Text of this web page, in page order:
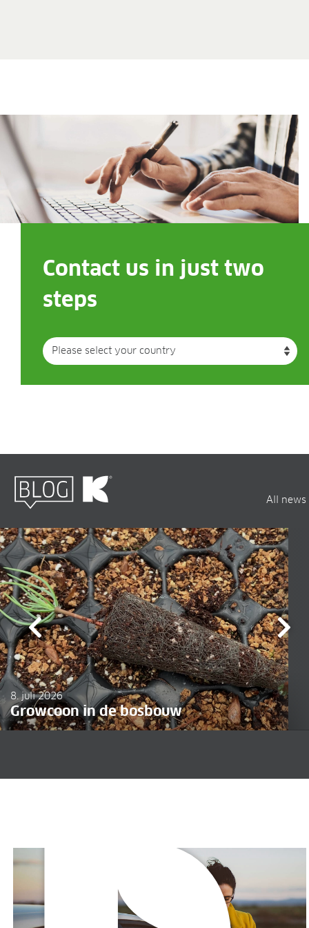
Contact us in just two
steps
All news
8. juli 2026
Growcoon in de bosbouw